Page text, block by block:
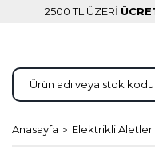
2500 TL ÜZERİ
Anasayfa Elektrikli Aletler